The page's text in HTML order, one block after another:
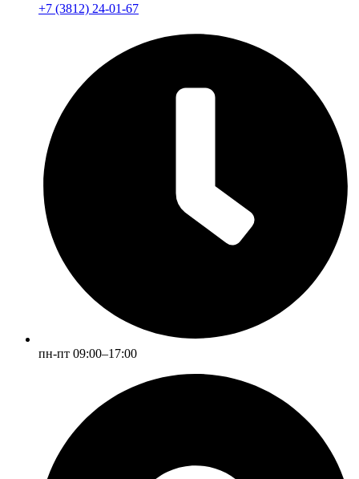
+7 (3812) 24-01-67
пн-пт 09:00–17:00